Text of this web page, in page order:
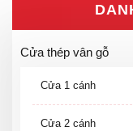
Cửa thép vân gỗ
Cửa 1 cánh
Cửa 2 cánh